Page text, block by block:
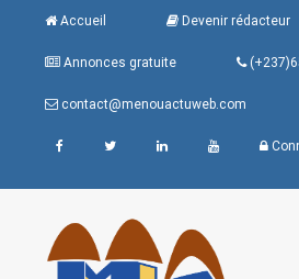
Accueil Devenir rédacteur
Annonces gratuite
contact@menouactuweb.com